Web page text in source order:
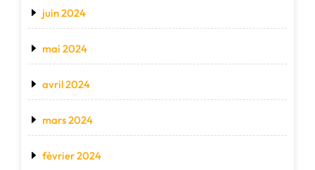
juin 2024
mai 2024
avril 2024
mars 2024
février 2024